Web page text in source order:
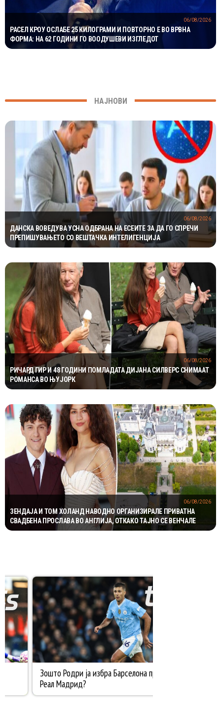
РАСЕЛ КРОУ ОСЛАБЕ 25 КИЛОГРАМИ И ПОВТОРНО Е ВО ВРВНА
ФОРМА: НА 62 ГОДИНИ ГО ВООДУШЕВИ ИЗГЛЕДОТ
06/08/2026
НАЈНОВИ
ДАНСКА ВОВЕДУВА УСНА ОДБРАНА НА ЕСЕИТЕ ЗА ДА ГО СПРЕЧИ
ПРЕПИШУВАЊЕТО СО ВЕШТАЧКА ИНТЕЛИГЕНЦИЈА
06/08/2026
РИЧАРД ГИР И 48 ГОДИНИ ПОМЛАДАТА ДИЈАНА СИЛВЕРС СНИМААТ
РОМАНСА ВО ЊУЈОРК
06/08/2026
ЗЕНДАЈА И ТОМ ХОЛАНД НАВОДНО ОРГАНИЗИРАЛЕ ПРИВАТНА
СВАДБЕНА ПРОСЛАВА ВО АНГЛИЈА, ОТКАКО ТАЈНО СЕ ВЕНЧАЛЕ
06/08/2026